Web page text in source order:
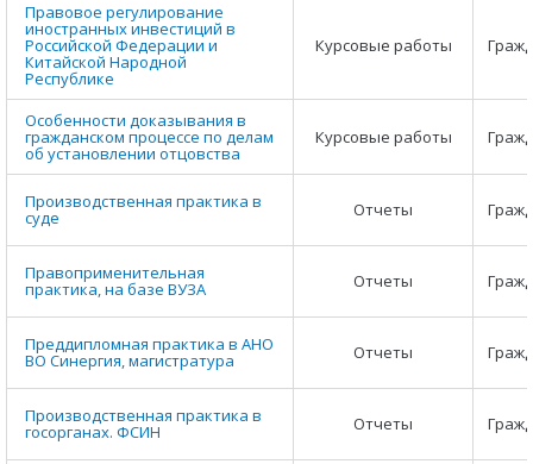
Правовое регулирование
иностранных инвестиций в
Российской Федерации и
Китайской Народной
Республике
Курсовые работы
Особенности доказывания в
гражданском процессе по делам
об установлении отцовства
Курсовые работы
Производственная практика в
суде Отчеты
Правоприменительная
практика, на базе ВУЗА Отчеты
Преддипломная практика в АНО
ВО Синергия, магистратура Отчеты
Производственная практика в
госорганах. ФСИН Отчеты